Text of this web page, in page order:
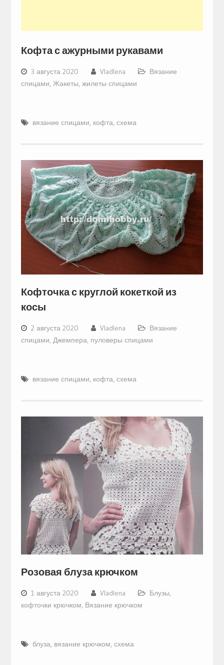
Кофта с ажурными рукавами
3 августа 2020 Vladlena
Вязание
спицами, Жакеты, жилеты спицами
вязание спицами, кофта, схема
Кофточка с круглой кокеткой из
косы
2 августа 2020 Vladlena
Вязание
спицами, Джемпера, пуловеры спицами
вязание спицами, кофта, схема
Розовая блуза крючком
1 августа 2020 Vladlena
Блузы,
кофточки крючком, Вязание крючком
блуза, вязание крючком, схема